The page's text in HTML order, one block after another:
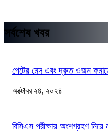
সর্বশেষ খবর
পেটের মেদ এবং দ্রুত ওজন
অক্টোবর ২৪, ২০২৪
বিসিএস পরীক্ষায় অংশগ্রহণ